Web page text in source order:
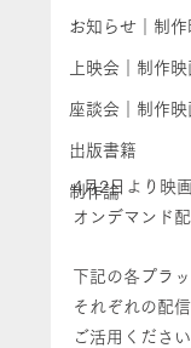
お知らせ｜制作
上映会｜制作映
座談会｜制作映
出版書籍
制作論
4月2日より映
オンデマンド
下記の各プラ
それぞれの配
ご活用ください